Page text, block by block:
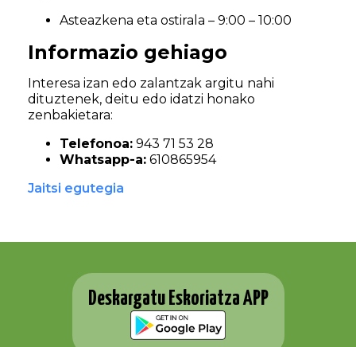
Asteazkena eta ostirala – 9:00 – 10:00
Informazio gehiago
Interesa izan edo zalantzak argitu nahi
dituztenek, deitu edo idatzi honako
zenbakietara:
Telefonoa: 943 71 53 28
Whatsapp-a: 610865954
Jaitsi egutegia
Deskargatu Eskoriatza APP